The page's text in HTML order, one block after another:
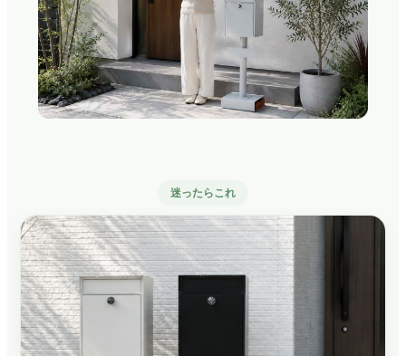
迷ったらこれ